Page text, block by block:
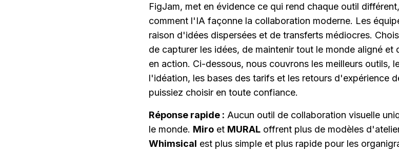
FigJam, met en évidence ce qui rend chaque outil
comment l'IA façonne la collaboration moderne. Les
raison d'idées dispersées et de transferts médiocres.
de capturer les idées, de maintenir tout le monde aligné et
en action. Ci-dessous, nous couvrons les meilleurs outils,
l'idéation, les bases des tarifs et les retours d'expérience
puissiez choisir en toute confiance.
Réponse rapide : Aucun outil de collaboration visuelle
le monde. Miro et MURAL
Whimsical est plus simple et plus rapide pour les